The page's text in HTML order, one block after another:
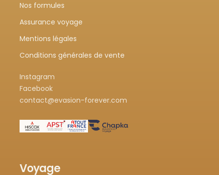
Nos formules
Assurance voyage
Mentions légales
Conditions générales de vente
Instagram
Facebook
contact@evasion-forever.com
Voyage